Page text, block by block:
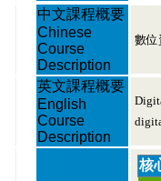
中文課程概要
Chinese
Course
Description
數位
英文課程概要
English
Course
Description
核